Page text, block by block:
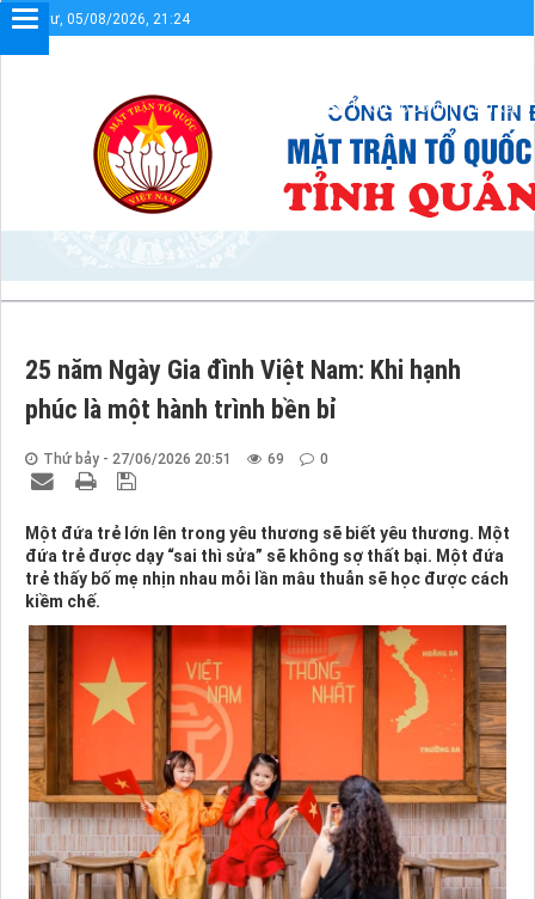
Thứ tư, 05/08/2026, 21:24
Sơ đồ cổng Liên kết
25 năm Ngày Gia đình Việt Nam: Khi hạnh
phúc là một hành trình bền bỉ
Thứ bảy - 27/06/2026 20:51 69 0
Một đứa trẻ lớn lên trong yêu thương sẽ biết yêu thương. Một
đứa trẻ được dạy “sai thì sửa” sẽ không sợ thất bại. Một đứa
trẻ thấy bố mẹ nhịn nhau mỗi lần mâu thuẫn sẽ học được cách
kiềm chế.